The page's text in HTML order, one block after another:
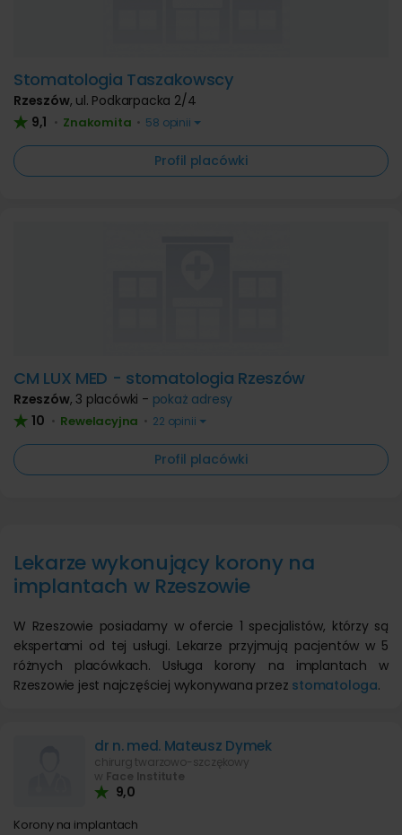
Stomatologia Taszakowscy
Rzeszów, ul. Podkarpacka 2/4
9,1 • Znakomita • 58 opinii
Profil placówki
CM LUX MED - stomatologia Rzeszów
Rzeszów,3 placówki - pokaż adresy
10 • Rewelacyjna • 22 opinii
Profil placówki
Lekarze wykonujący korony na
implantach w Rzeszowie
W Rzeszowie posiadamy w ofercie 1 specjalistów, którzy są
ekspertami od tej usługi. Lekarze przyjmują pacjentów w 5
różnych placówkach. Usługa korony na implantach w
Rzeszowie jest najczęściej wykonywana przez stomatologa.
dr n. med. Mateusz Dymek
chirurg twarzowo-szczękowy
w Face Institute
9,0
Korony na implantach